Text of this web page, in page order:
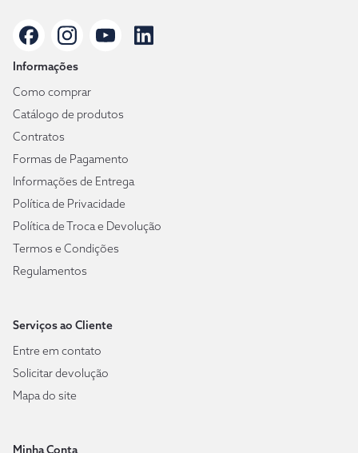
Informações
Como comprar
Catálogo de produtos
Contratos
Formas de Pagamento
Informações de Entrega
Política de Privacidade
Política de Troca e Devolução
Termos e Condições
Regulamentos
Serviços ao Cliente
Entre em contato
Solicitar devolução
Mapa do site
Minha Conta